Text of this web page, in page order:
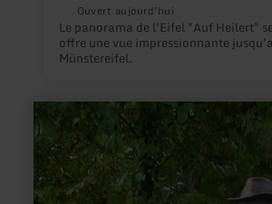
Ouvert aujourd'hui
Le panorama de l'Eifel "Auf Heilert"
offre une vue impressionnante
Münstereifel.
savoir
plus
Kraremann
Denkmal